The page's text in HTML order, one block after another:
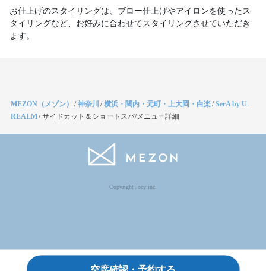
お仕上げのスタイリングは、ブロー仕上げやアイロンを使ったス
タイリングなど、お好みに合わせてスタイリングさせていただき
ます。
MEZON（メゾン） /神奈川 /横浜・関内・元町・上大岡・白楽/SerA by U-
REALM/サイドカット＆ショートスパ/メニュー詳細
Copyright Jocy inc.